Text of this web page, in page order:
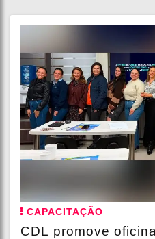
CAPACITAÇÃO
CDL promove